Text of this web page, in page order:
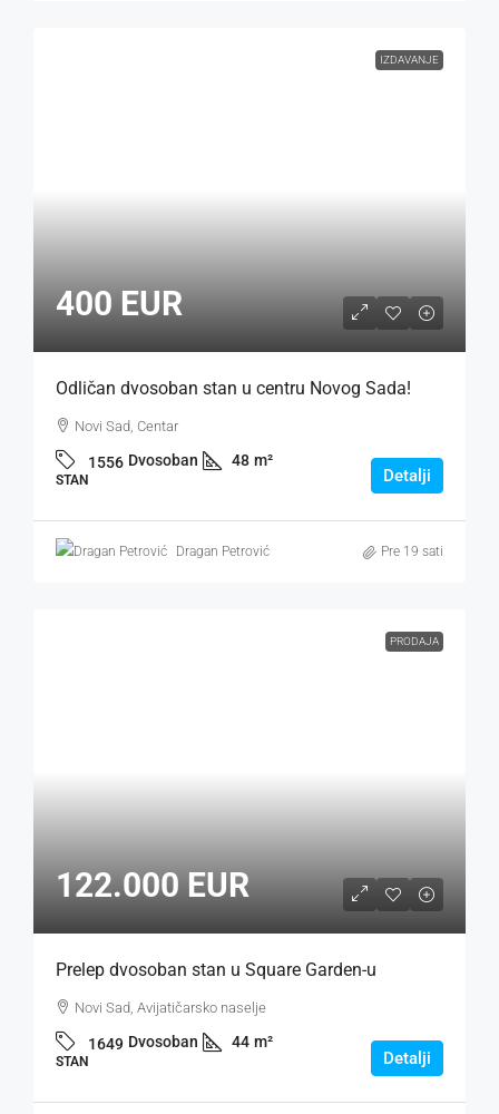
IZDAVANJE
400 EUR
Odličan dvosoban stan u centru Novog Sada!
Novi Sad, Centar
1556 Dvosoban 48 m²
STAN Detalji
Dragan Petrović Pre 19 sati
PRODAJA
122.000 EUR
Prelep dvosoban stan u Square Garden-u
Novi Sad, Avijatičarsko naselje
1649 Dvosoban 44 m²
STAN Detalji